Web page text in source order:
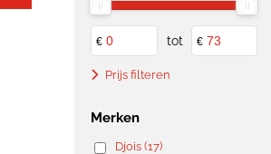
€ tot €
Prijs filteren
Merken
Djois (17)